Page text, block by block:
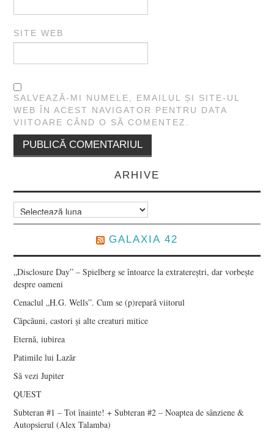
SITE WEB
SALVEAZĂ-MI NUMELE, EMAILUL ȘI SITE-UL
WEB ÎN ACEST NAVIGATOR PENTRU DATA
VIITOARE CÂND O SĂ COMENTEZ.
ARHIVE
Arhive
GALAXIA 42
„Disclosure Day” – Spielberg se întoarce la extratereștri, dar vorbește
despre oameni
Cenaclul „H.G. Wells”. Cum se (p)repară viitorul
Căpcăuni, castori și alte creaturi mitice
Eternă, iubirea
Patimile lui Lazăr
Să vezi Jupiter
QUEST
Subteran #1 – Tot înainte! + Subteran #2 – Noaptea de sânziene &
Autopsierul (Alex Talamba)